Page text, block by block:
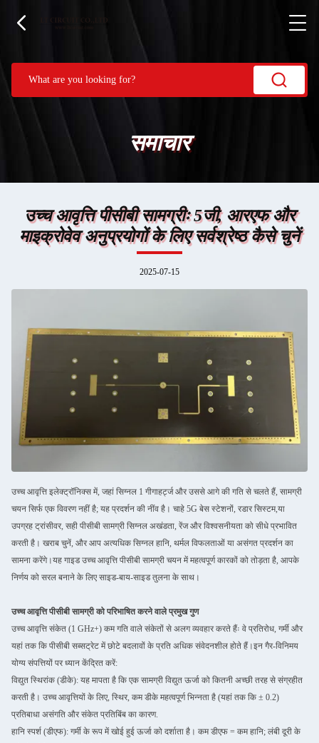
समाचार
उच्च आवृत्ति पीसीबी सामग्रीः 5जी, आरएफ और
माइक्रोवेव अनुप्रयोगों के लिए सर्वश्रेष्ठ कैसे चुनें
2025-07-15
उच्च आवृत्ति इलेक्ट्रॉनिक्स में, जहां सिग्नल 1 गीगाहर्ट्ज और उससे आगे की गति से चलते हैं, सामग्री
चयन सिर्फ एक विवरण नहीं है; यह प्रदर्शन की नींव है। चाहे 5G बेस स्टेशनों, रडार सिस्टम,या
उपग्रह ट्रांसीवर, सही पीसीबी सामग्री सिग्नल अखंडता, रेंज और विश्वसनीयता को सीधे प्रभावित
करती है। खराब चुनें, और आप अत्यधिक सिग्नल हानि, थर्मल विफलताओं या असंगत प्रदर्शन का
सामना करेंगे।यह गाइड उच्च आवृत्ति पीसीबी सामग्री चयन में महत्वपूर्ण कारकों को तोड़ता है, आपके
निर्णय को सरल बनाने के लिए साइड-बाय-साइड तुलना के साथ।
उच्च आवृत्ति पीसीबी सामग्री को परिभाषित करने वाले प्रमुख गुण
उच्च आवृत्ति संकेत (1 GHz+) कम गति वाले संकेतों से अलग व्यवहार करते हैंः वे प्रतिरोध, गर्मी और
यहां तक कि पीसीबी सब्सट्रेट में छोटे बदलावों के प्रति अधिक संवेदनशील होते हैं।इन गैर-विनिमय
योग्य संपत्तियों पर ध्यान केंद्रित करें:
विद्युत स्थिरांक (डीके): यह मापता है कि एक सामग्री विद्युत ऊर्जा को कितनी अच्छी तरह से संग्रहीत
करती है। उच्च आवृत्तियों के लिए, स्थिर, कम डीके महत्वपूर्ण भिन्नता है (यहां तक कि ± 0.2)
प्रतिबाधा असंगति और संकेत प्रतिबिंब का कारण.
हानि स्पर्श (डीएफ): गर्मी के रूप में खोई हुई ऊर्जा को दर्शाता है। कम डीएफ = कम हानि; लंबी दूरी के